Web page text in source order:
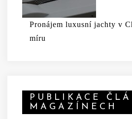
Pronájem luxusní jachty v
míru
PUBLIKACE
MAGAZÍNECH